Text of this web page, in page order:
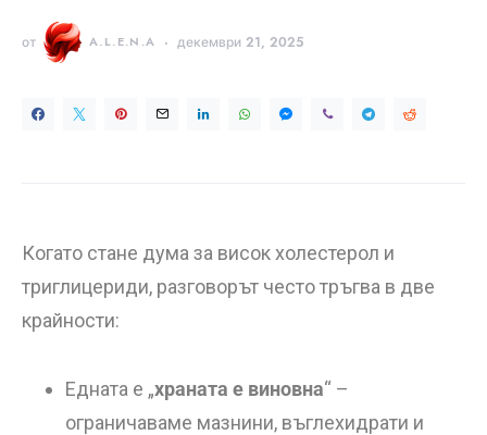
от A.L.E.N.A декември 21, 2025
Когато стане дума за висок холестерол и
триглицериди, разговорът често тръгва в две
крайности:
Едната е „храната е виновна“ –
ограничаваме мазнини, въглехидрати и